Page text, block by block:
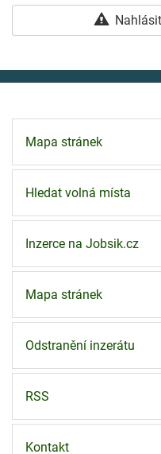
Mapa stránek
Hledat volná místa
Inzerce na Jobsik.cz
Mapa stránek
Odstranění inzerátu
RSS
Kontakt